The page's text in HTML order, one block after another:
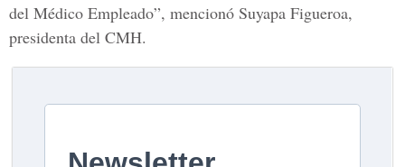
del Médico Empleado”, mencionó Suyapa Figueroa,
presidenta del CMH.